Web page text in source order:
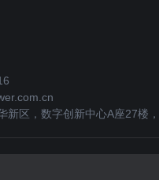
新区，数字创新中心A座27楼